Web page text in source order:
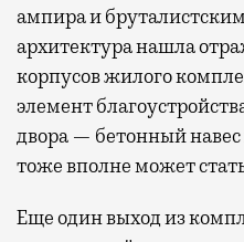
ампира и
архитектура нашла
корпусов жилого
элемент
двора — бетонный
тоже вполне может
Еще один выход из